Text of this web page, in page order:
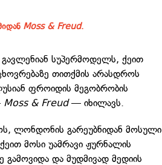
Moss & Freud.
სუპერმოდელს, ქეით
თითქმის არასდროს
ფროიდის მეგობრობის
Moss & Freud— იხილავს.
ლონდონის გარეუბნიდან მოსული
მოსი უამრავი ჟურნალის
გამოვიდა და მუდმივად მედიის